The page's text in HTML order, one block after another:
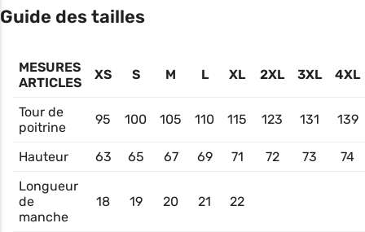
Guide des tailles
MESURES
ARTICLES
XS S M L XL 2XL 3XL 4XL
Tour de
poitrine
95 100 105 110 115 123 131 139
Hauteur 63 65 67 69 71 72 73
74
Longueur
de
manche
18 19 20 21 22